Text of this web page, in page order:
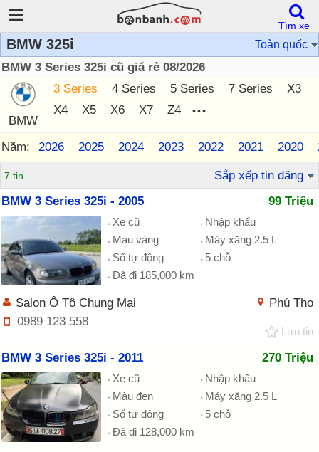
BMW 325i Toàn quốc
BMW 3 Series 325i cũ giá rẻ 08/2026
BMW
3 Series 4 Series 5 Series 7 Series
X3
X4
X5 X6 X7 Z4 ...
Năm: 2026 2025 2024 2023 2022 2021 2020
7 tin
Sắp xếp tin đăng
BMW 3 Series 325i - 2005
99 Triệu
Xe cũ
Nhập khẩu
Màu vàng
Máy xăng 2.5 L
Số tự động
5 chỗ
Đã đi 185,000 km
Phú Thọ
Salon Ô Tô Chung Mai
0989 123 558
Lưu tin
BMW 3 Series 325i - 2011 270 Triệu
Xe cũ
Nhập khẩu
Màu đen
Máy xăng 2.5 L
Số tự động
5 chỗ
Đã đi 128,000 km
Tìm xe